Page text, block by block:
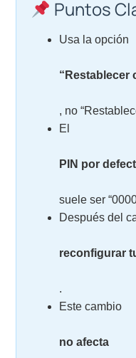
Puntos
Usa la opción
“Restablecer
, no
El
PIN por
suele ser
Después del
reconfigurar
.
Este cambio
no afecta